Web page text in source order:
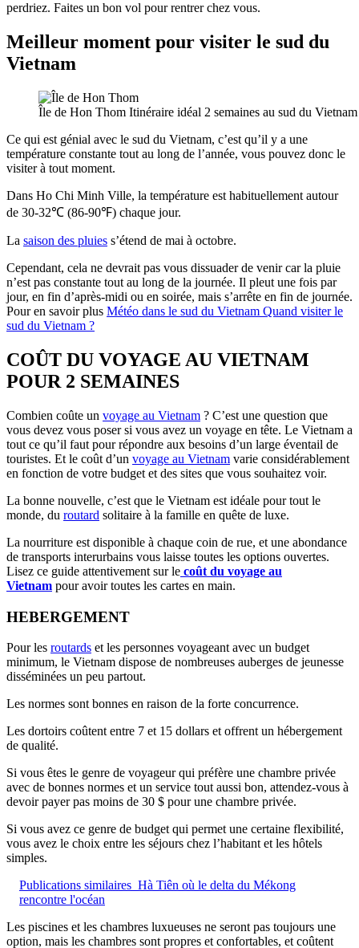
perdriez. Faites un bon vol pour rentrer chez vous.
Meilleur moment pour visiter le sud du
Vietnam
Île de Hon Thom Itinéraire idéal 2 semaines au sud du
Ce qui est génial avec le sud du Vietnam, c’est qu’il y a une
température constante tout au long de l’année, vous pouvez donc le
visiter à tout moment.
Dans Ho Chi Minh Ville, la température est habituellement autour
de 30-32℃ (86-90℉) chaque jour.
La saison des pluies s’étend de mai à octobre.
Cependant, cela ne devrait pas vous dissuader de venir car la pluie
n’est pas constante tout au long de la journée. Il pleut une fois par
jour, en fin d’après-midi ou en soirée, mais s’arrête en fin de journée.
Pour en savoir plus Météo dans le sud du Vietnam Quand visiter le
sud du Vietnam ?
COÛT DU VOYAGE AU VIETNAM
POUR 2 SEMAINES
Combien coûte un voyage au Vietnam ? C’est une question que
vous devez vous poser si vous avez un voyage en tête. Le Vietnam a
tout ce qu’il faut pour répondre aux besoins d’un large éventail de
touristes. Et le coût d’un voyage au Vietnam varie considérablement
en fonction de votre budget et des sites que vous souhaitez voir.
La bonne nouvelle, c’est que le Vietnam est idéale pour tout le
monde, du routard solitaire à la famille en quête de luxe.
La nourriture est disponible à chaque coin de rue, et une abondance
de transports interurbains vous laisse toutes les options ouvertes.
Lisez ce guide attentivement sur le coût du voyage au
Vietnam pour avoir toutes les cartes en main.
HEBERGEMENT
Pour les routards et les personnes voyageant avec un budget
minimum, le Vietnam dispose de nombreuses auberges de jeunesse
disséminées un peu partout.
Les normes sont bonnes en raison de la forte concurrence.
Les dortoirs coûtent entre 7 et 15 dollars et offrent un hébergement
de qualité.
Si vous êtes le genre de voyageur qui préfère une chambre privée
avec de bonnes normes et un service tout aussi bon, attendez-vous à
devoir payer pas moins de 30 $ pour une chambre privée.
Si vous avez ce genre de budget qui permet une certaine flexibilité,
vous avez le choix entre les séjours chez l’habitant et les hôtels
simples.
Publications similaires Hà Tiên où le delta du Mékong
rencontre l'océan
Les piscines et les chambres luxueuses ne seront pas toujours une
option, mais les chambres sont propres et confortables, et coûtent